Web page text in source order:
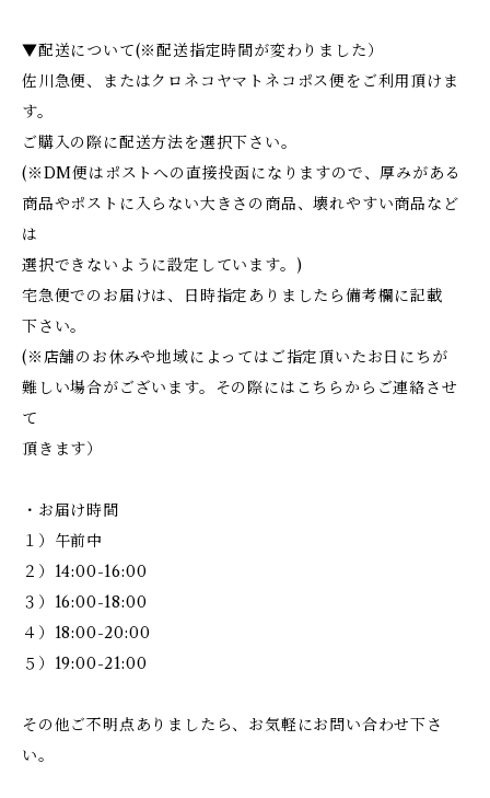
▼配送について(※配送指定時間が変わりました）
佐川急便、またはクロネコヤマトネコポス便をご利用頂けま
す。
ご購入の際に配送方法を選択下さい。
(※DM便はポストへの直接投函になりますので、厚みがある
商品やポストに入らない大きさの商品、壊れやすい商品など
は
選択できないように設定しています。)
宅急便でのお届けは、日時指定ありましたら備考欄に記載
下さい。
(※店舗のお休みや地域によってはご指定頂いたお日にちが
難しい場合がございます。その際にはこちらからご連絡させ
て
頂きます）
・お届け時間
１）午前中
２）14:00-16:00
３）16:00-18:00
４）18:00-20:00
５）19:00-21:00
その他ご不明点ありましたら、お気軽にお問い合わせ下さ
い。